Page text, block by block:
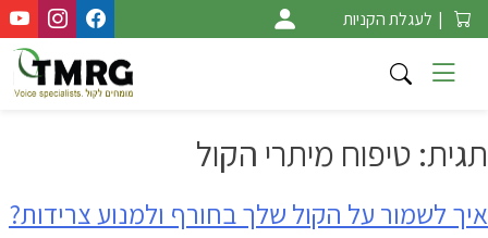
Skip
to
content
| לעגלת הקניות
תגית: טיפוח מיתרי הקול
איך לשמור על הקול שלך בחורף ולמנוע צרידות?